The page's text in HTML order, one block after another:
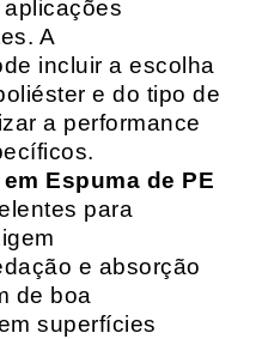
A
incluir a escolha
e do tipo de
a performance
Espuma de PE
para
e absorção
de boa
superfícies